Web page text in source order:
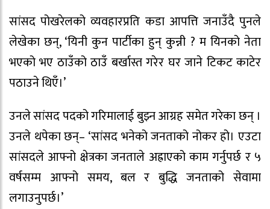
सांसद पोखरेलको व्यवहारप्रति कडा आपत्ति जनाउँदै पुनले
लेखेका छन्, ‘यिनी कुन पार्टीका हुन् कुन्नी ? म यिनको नेता
भएको भए ठाउँको ठाउँ बर्खास्त गरेर घर जाने टिकट काटेर
पठाउने थिएँ।’
उनले सांसद पदको गरिमालाई बुझ्न आग्रह समेत गरेका छन् ।
उनले थपेका छन्– ‘सांसद भनेको जनताको नोकर हो। एउटा
सांसदले आफ्नो क्षेत्रका जनताले अह्राएको काम गर्नुपर्छ र ५
वर्षसम्म आफ्नो समय, बल र बुद्धि जनताको सेवामा
लगाउनुपर्छ।’